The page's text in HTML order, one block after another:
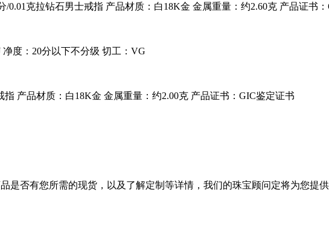
/0.01克拉钻石男士戒指 产品材质： 白18K金 金属重量： 约2.60克 产品证书
净度： 20分以下不分级 切工： VG
指 产品材质： 白18K金 金属重量： 约2.00克 产品证书：GIC鉴定证书
是否有您所需的现货，以及了解定制等详情，我们的珠宝顾问定将为您提供